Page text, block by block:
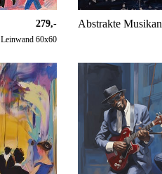
279,-
Leinwand 60x60
Abstrakte